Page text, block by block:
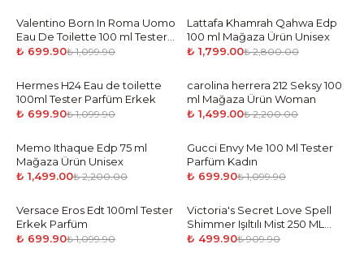
-36%
Valentino Born In Roma Uomo
Eau De Toilette 100 ml Tester
Parfüm Erkek
₺ 699.90₺ 1,099.90
-36%
Lattafa Khamrah Qahwa Edp
100 ml Mağaza Ürün Unisex
₺ 1,799.00₺ 2,800.00
-36%
Hermes H24 Eau de toilette
100ml Tester Parfüm Erkek
₺ 699.90₺ 1,099.90
-32%
carolina herrera 212 Seksy 100
ml Mağaza Ürün Woman
₺ 1,499.00₺ 2,200.00
-32%
Memo Ithaque Edp 75 ml
Mağaza Ürün Unisex
₺ 1,499.00₺ 2,200.00
-36 %
Gucci Envy Me 100 Ml Tester
Parfüm Kadın
₺ 699.90₺ 1,099.90
-36%
Versace Eros Edt 100ml Tester
Erkek Parfüm
₺ 699.90₺ 1,099.90
-45%
Victoria's Secret Love Spell
Shimmer Işıltılı Mist 250 ML
Vücut Spreyi
₺ 499.90₺ 909.90